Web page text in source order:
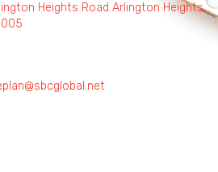
Heights Road Arlington Heights,